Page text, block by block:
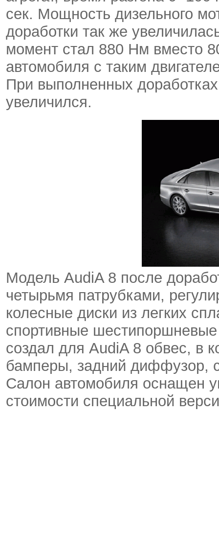
сек. Мощность дизельного
доработки так же
момент стал 880 Нм вместо
автомобиля с таким
При выполненных
увеличился.
Модель AudiA 8 после
четырьмя патрубками,
колесные диски из легких
спортивные
создал для AudiA 8 обвес, в
бамперы, задний диффузор,
Салон автомобиля оснащен
стоимости специальной